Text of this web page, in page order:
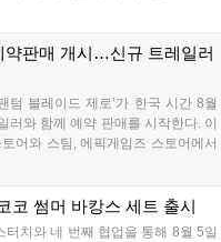
, 완전히 새로운 독립형 스토
약판매 개시…신규 트레일러
텀 블레이드 제로’가 한국 시간 8월
러와 함께 예약 판매를 시작한다. 이
어와 스팀, 에픽게임즈 스토어에서
29일 정식 출시될 예정이다. 언리
징으로 한다....
코 썸머 바캉스 세트 출시
치와 네 번째 협업을 통해 8월 5일